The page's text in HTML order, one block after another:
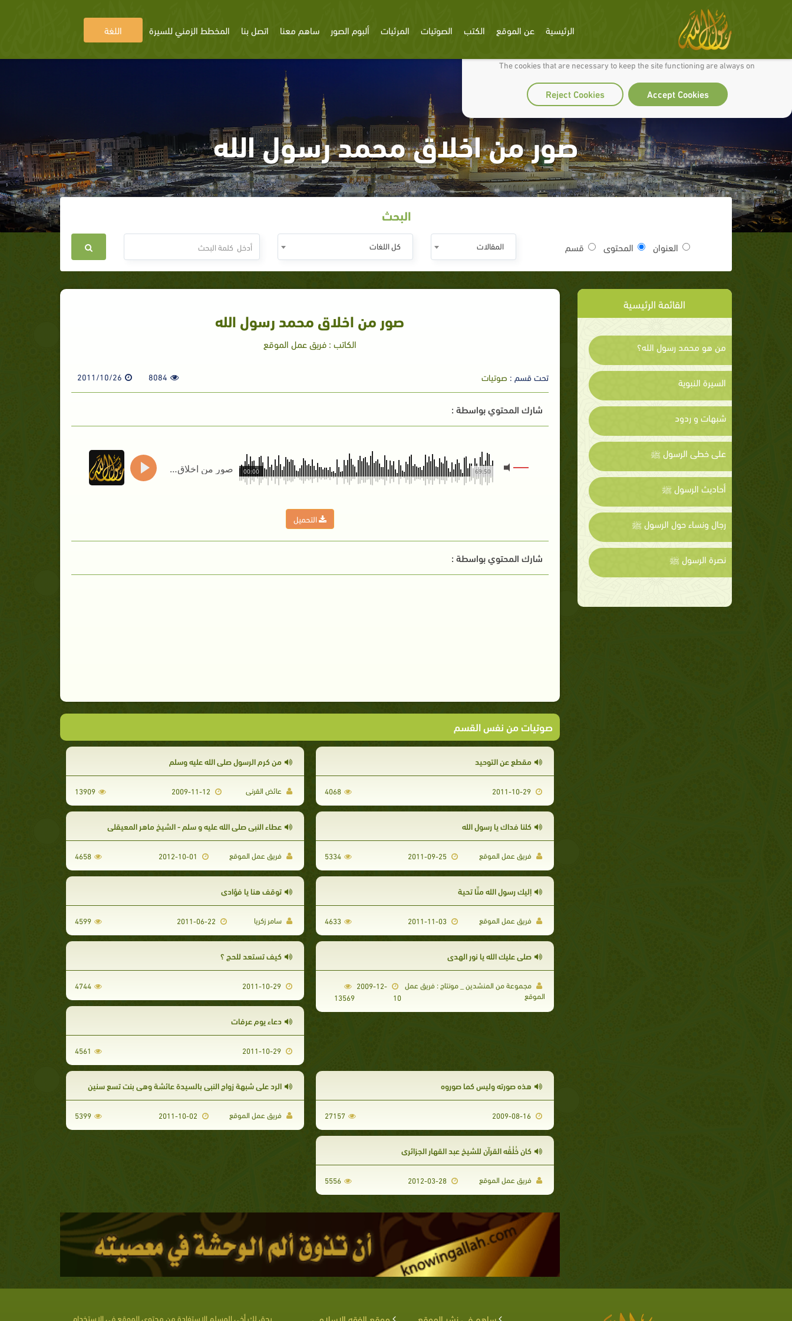
We use cookies to make our site work well for you and so we can continually improve it.
The cookies that are necessary to keep the site functioning are always on
Accept Cookies
Reject Cookies
الرئيسية عن الموقع الكتب الصوتيات المرئيات ألبوم الصور ساهم معنا اتصل بنا المخطط الزمني للسيرة اللغة
صور من اخلاق محمد رسول الله
البحث
العنوان المحتوى قسم المقالات كل اللغات
القائمة الرئيسية
من هو محمد رسول الله؟
السيرة النبوية
شبهات و ردود
على خطى الرسول ﷺ
أحاديث الرسول ﷺ
رجال ونساء حول الرسول ﷺ
نصرة الرسول ﷺ
صور من اخلاق محمد رسول الله
الكاتب : فريق عمل الموقع
تحت قسم : صوتيات 8084
2011/10/26
شارك المحتوي بواسطة :
صور من اخلاق محمد رسول الله 69:50
00:00
التحميل
شارك المحتوي بواسطة :
صوتيات من نفس القسم
مقطع عن التوحيد
2011-10-29
4068
من كرم الرسول صلى الله عليه وسلم
عائض القرنى 13909
كلنا فداك يا رسول الله
فريق عمل الموقع 5334
عطاء النبي صلى الله عليه و سلم - الشيخ ماهر المعيقلي
فريق عمل الموقع 4658
إليك رسول الله منِّا تحية
فريق عمل الموقع 4633
توقف هنا يا فؤادي
سامر زكريا 4599
صلى عليك الله يا نور الهدى
مجموعة من المنشدين _ مونتاج : فريق عمل
الموقع
2009-12-
10
13569
كيف تستعد للحج ؟
2011-10-29
4744
دعاء يوم عرفات
2011-10-29
4561
هذه صورته وليس كما صوروه
2009-08-16
27157
الرد على شبهة زواج النبى بالسيدة عائشة وهى بنت تسع سنين
فريق عمل الموقع 5399
كان خُلُقُه القرآن للشيخ عبد القهار الجزائري
فريق عمل الموقع 5556
ساهم في نشر الموقع موقع الفقه الإسلامي يحق لك أخى المسلم الإستفادة من محتوى الموقع فى الإستخدام